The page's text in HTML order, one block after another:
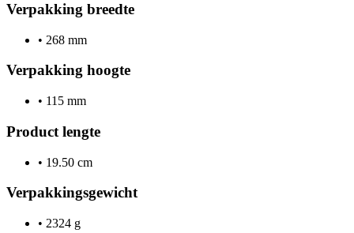
Verpakking breedte
• 268 mm
Verpakking hoogte
• 115 mm
Product lengte
• 19.50 cm
Verpakkingsgewicht
• 2324 g